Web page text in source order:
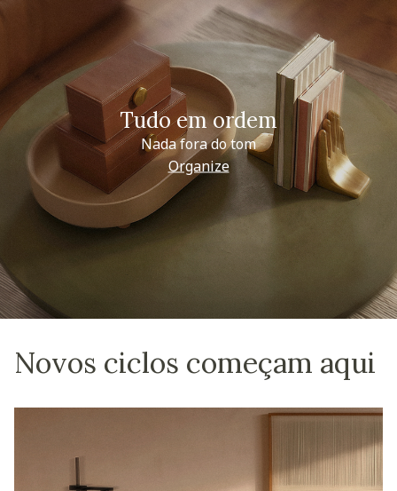
Tudo em ordem
Nada fora do tom
Organize
Novos ciclos começam aqui